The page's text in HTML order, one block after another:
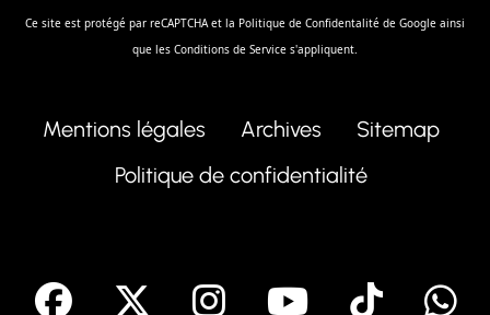
Ce site est protégé par reCAPTCHA et la Politique de Confidentalité de Google ainsi
que les Conditions de Service s'appliquent.
Mentions légales Archives
Sitemap
Politique de confidentialité
facebook Instagram
Youtube
Tik